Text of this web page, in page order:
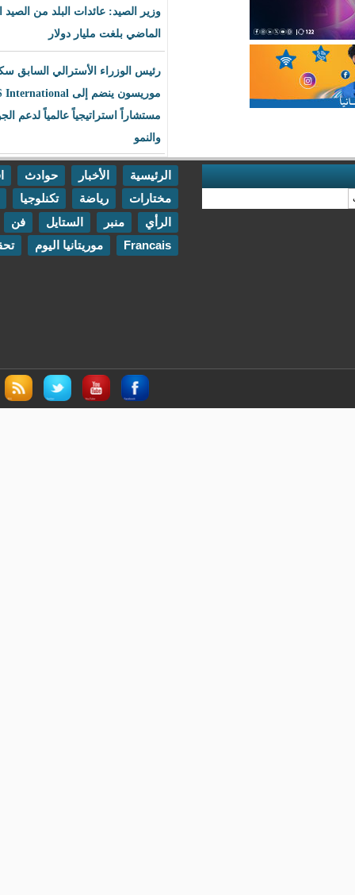
وزير الصيد: عائدات البلد من الصيد العام
الماضي بلغت مليار دولار
رئيس الوزراء الأسترالي السابق سكوت
موريسون ينضم إلى BLS International
مستشاراً استراتيجياً عالمياً لدعم الجودة
حوادث
اقتصاد
تكنلوجيا
مقابلات
الستايل فن
اتصل بنا
موريتانيا اليوم تحقيقات